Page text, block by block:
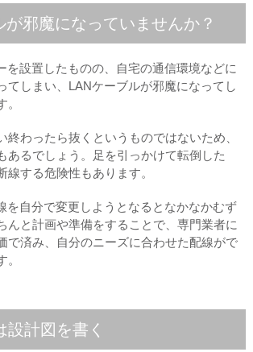
が邪魔になっていませんか？
を設置したものの、自宅の通信環境などに
てしまい、LANケーブルが邪魔になってし
終わったら抜くというものではないため、
あるでしょう。足を引っかけて転倒した
線する危険性もあります。
を自分で変更しようとなるとなかなかむず
んと計画や準備をすることで、専門業者に
で済み、自分のニーズに合わせた配線がで
計図を書く